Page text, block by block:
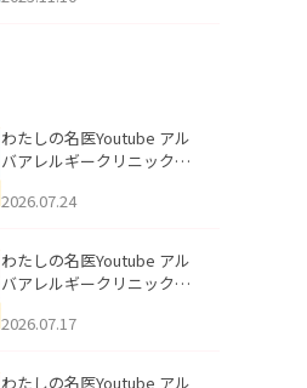
わたしの名医Youtube アル
バアレルギークリニック札
える男性へ｜医師が教える
公開いたしました。
2026.07.24
わたしの名医Youtube アル
バアレルギークリニック札
跡にVビームは効く？向いて
説」を公開いたしました。
2026.07.17
わたしの名医Youtube アル